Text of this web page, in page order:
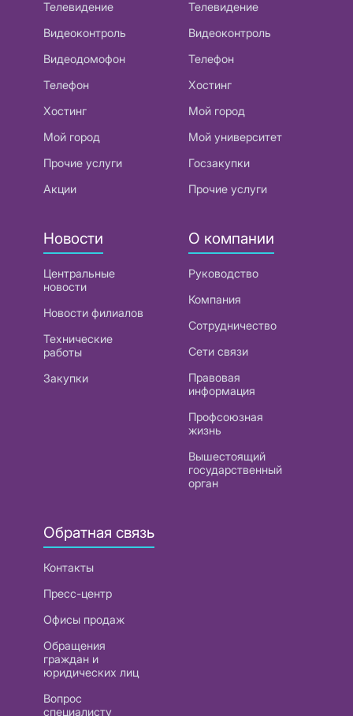
Телевидение
Видеоконтроль
Видеодомофон
Телефон
Хостинг
Мой город
Прочие услуги
Акции
Телевидение
Видеоконтроль
Телефон
Хостинг
Мой город
Мой университет
Госзакупки
Прочие услуги
Новости
Центральные
новости
Новости филиалов
Технические
работы
Закупки
О компании
Руководство
Компания
Сотрудничество
Сети связи
Правовая
информация
Профсоюзная
жизнь
Вышестоящий
государственный
орган
Обратная связь
Контакты
Пресс-центр
Офисы продаж
Обращения
граждан и
юридических лиц
Вопрос
специалисту